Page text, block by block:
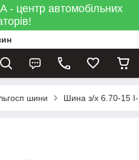
- центр автомобільних
шини Шина з/х 6.70-15